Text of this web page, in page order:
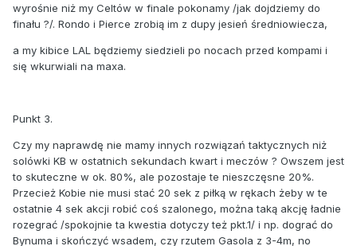
wyrośnie niż my Celtów w finale pokonamy /jak dojdziemy do
finału ?/. Rondo i Pierce zrobią im z dupy jesień średniowiecza,
a my kibice LAL będziemy siedzieli po nocach przed kompami i
się wkurwiali na maxa.
Punkt 3.
Czy my naprawdę nie mamy innych rozwiązań taktycznych niż
solówki KB w ostatnich sekundach kwart i meczów ? Owszem jest
to skuteczne w ok. 80%, ale pozostaje te nieszczęsne 20%.
Przecież Kobie nie musi stać 20 sek z piłką w rękach żeby w te
ostatnie 4 sek akcji robić coś szalonego, można taką akcję ładnie
rozegrać /spokojnie ta kwestia dotyczy też pkt.1/ i np. dograć do
Bynuma i skończyć wsadem, czy rzutem Gasola z 3-4m, no